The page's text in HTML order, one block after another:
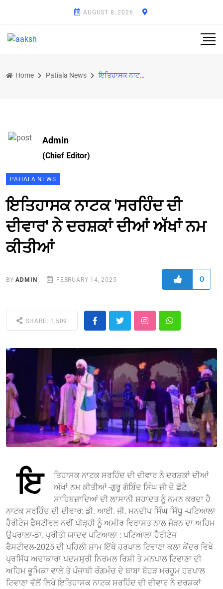
AUGUST 8, 2026
Home Patiala News ਇਤਿਹਾਸਕ ਨਾਟਕ 'ਸਰਹਿੰਦ ਦੀ ਦੀਵਾਰ' ਨੇ ਦਰਸ਼ਕਾਂ ਦੀਆਂ ਅੱਖਾਂ ਨਮ ਕੀਤੀਆਂ
Admin
(Chief Editor)
PATIALA NEWS
ਇਤਿਹਾਸਕ ਨਾਟਕ 'ਸਰਹਿੰਦ ਦੀ
ਦੀਵਾਰ' ਨੇ ਦਰਸ਼ਕਾਂ ਦੀਆਂ ਅੱਖਾਂ ਨਮ
ਕੀਤੀਆਂ
BYADMIN FEBRUARY 14, 2025 0
SHARE: 1,509
ਇ
ਤਿਹਾਸਕ ਨਾਟਕ ਸਰਹਿੰਦ ਦੀ ਦੀਵਾਰ ਨੇ ਦਰਸ਼ਕਾਂ ਦੀਆਂ
ਅੱਖਾਂ ਨਮ ਕੀਤੀਆਂ -ਗੁਰੂ ਗੋਬਿੰਦ ਸਿੰਘ ਜੀ ਦੇ ਛੋਟੇ
ਸਾਹਿਬਜ਼ਾਦਿਆਂ ਦੀ ਲਾਸਾਨੀ ਸ਼ਹਾਦਤ ਨੂੰ ਨਮਨ ਕਰਦਾ ਹੈ
ਨਾਟਕ ਸਰਹਿੰਦ ਦੀ ਦੀਵਾਰ: ਡੀ. ਆਈ. ਜੀ. ਮਨਦੀਪ ਸਿੰਘ ਸਿੱਧੂ -ਪਟਿਆਲਾ
ਹੈਰੀਟੇਜ ਫੈਸਟੀਵਲ ਨਵੀਂ ਪੀੜ੍ਹੀ ਨੂੰ ਅਮੀਰ ਵਿਰਾਸਤ ਨਾਲ ਜੋੜਨ ਦਾ ਅਹਿਮ
ਉਪਰਾਲਾ-ਡਾ. ਪ੍ਰੀਤੀ ਯਾਦਵ ਪਟਿਆਲਾ : ਪਟਿਆਲਾ ਹੈਰੀਟੇਜ
ਫੈਸਟੀਵਲ-2025 ਦੀ ਪਹਿਲੀ ਸ਼ਾਮ ਇੱਥੇ ਹਰਪਾਲ ਟਿਵਾਣਾ ਕਲਾ ਕੇਂਦਰ ਵਿਖੇ
ਪ੍ਰਸਿੱਧ ਅਦਾਕਾਰਾ ਪਦਮਸ੍ਰੀ ਨਿਰਮਲ ਰਿਸ਼ੀ ਤੇ ਮਨਪਾਲ ਟਿਵਾਣਾ ਦੀ
ਅਹਿਮ ਭੂਮਿਕਾ ਵਾਲੇ ਤੇ ਪੰਜਾਬੀ ਰੰਗਮੰਚ ਦੇ ਬਾਬਾ ਬੋਹੜ ਮਰਹੂਮ ਹਰਪਾਲ
ਟਿਵਾਣਾ ਵੱਲੋਂ ਲਿਖੇ ਇਤਿਹਾਸਕ ਨਾਟਕ ਸਰਹਿੰਦ ਦੀ ਦੀਵਾਰ ਨੇ ਦਰਸ਼ਕਾਂ